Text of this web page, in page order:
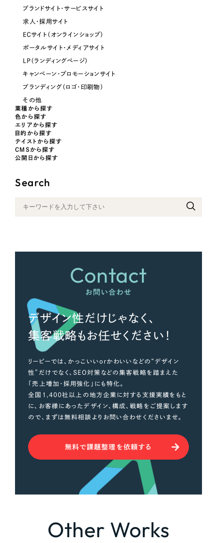
パープル・紫色
ピンク・桃色
ブランドサイト・サービスサイト
求人・採用サイト
ECサイト（オンラインショップ）
ポータルサイト・メディアサイト
LP（ランディングページ）
キャンペーン・プロモーションサイト
ブランディング（ロゴ・印刷物）
その他
業種から探す
色から探す
エリアから探す
目的から探す
テイストから探す
CMSから探す
公開日から探す
Search
Contact
お問い合わせ
デザイン性だけじゃなく、
集客戦略もお任せください！
リーピーでは、かっこいいorかわいいなどの“デザイン
性”だけでなく、SEO対策などの集客戦略を踏まえた
「売上増加・採用強化」にも特化。
全国1,400社以上の地方企業に対する支援実績をもと
に、お客様にあったデザイン、構成、戦略をご提案します
ので、まずは無料相談よりお問い合わせくださいませ。
無料で課題整理を依頼する
Other Works